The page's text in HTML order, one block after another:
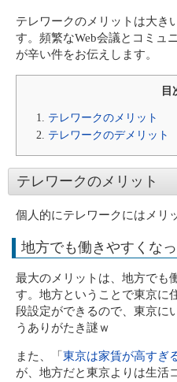
テレワークのメリットは大き
す。頻繁なWeb会議とコミュ
が辛い件をお伝えします。
目
テレワークのメリット
テレワークのデメリット
テレワークのメリット
個人的にテレワークにはメリ
地方でも働きやすくな
最大のメリットは、地方でも
す。地方ということで東京に
段設定ができるので、東京に
うありがたき謎ｗ
また、「 東京は家賃が高すぎ
が、地方だと東京よりは生活